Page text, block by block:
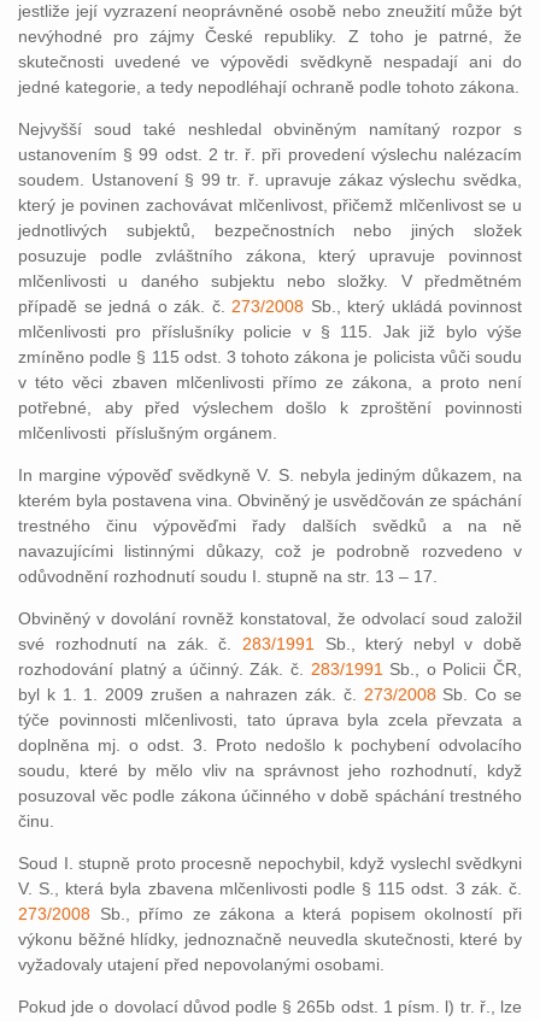
jestliže její vyzrazení neoprávněné osobě nebo zneužití může být
nevýhodné pro zájmy České republiky. Z toho je patrné, že
skutečnosti uvedené ve výpovědi svědkyně nespadají ani do
jedné kategorie, a tedy nepodléhají ochraně podle tohoto zákona.
Nejvyšší soud také neshledal obviněným namítaný rozpor s
ustanovením § 99 odst. 2 tr. ř. při provedení výslechu nalézacím
soudem. Ustanovení § 99 tr. ř. upravuje zákaz výslechu svědka,
který je povinen zachovávat mlčenlivost, přičemž mlčenlivost se u
jednotlivých subjektů, bezpečnostních nebo jiných složek
posuzuje podle zvláštního zákona, který upravuje povinnost
mlčenlivosti u daného subjektu nebo složky. V předmětném
případě se jedná o zák. č. 273/2008 Sb., který ukládá povinnost
mlčenlivosti pro příslušníky policie v § 115. Jak již bylo výše
zmíněno podle § 115 odst. 3 tohoto zákona je policista vůči soudu
v této věci zbaven mlčenlivosti přímo ze zákona, a proto není
potřebné, aby před výslechem došlo k zproštění povinnosti
mlčenlivosti příslušným orgánem.
In margine výpověď svědkyně V. S. nebyla jediným důkazem, na
kterém byla postavena vina. Obviněný je usvědčován ze spáchání
trestného činu výpověďmi řady dalších svědků a na ně
navazujícími listinnými důkazy, což je podrobně rozvedeno v
odůvodnění rozhodnutí soudu I. stupně na str. 13 – 17.
Obviněný v dovolání rovněž konstatoval, že odvolací soud založil
své rozhodnutí na zák. č. 283/1991
Sb., který nebyl v době
rozhodování platný a účinný. Zák. č. 283/1991 Sb., o Policii ČR,
byl k 1. 1. 2009 zrušen a nahrazen zák. č. 273/2008Sb. Co se
týče povinnosti mlčenlivosti, tato úprava byla zcela převzata a
doplněna mj. o odst. 3. Proto nedošlo k pochybení odvolacího
soudu, které by mělo vliv na správnost jeho rozhodnutí, když
posuzoval věc podle zákona účinného v době spáchání trestného
činu.
Soud I. stupně proto procesně nepochybil, když vyslechl svědkyni
V. S., která byla zbavena mlčenlivosti podle § 115 odst. 3 zák. č.
273/2008 Sb., přímo ze zákona a která popisem okolností při
výkonu běžné hlídky, jednoznačně neuvedla skutečnosti, které by
vyžadovaly utajení před nepovolanými osobami.
Pokud jde o dovolací důvod podle § 265b odst. 1 písm. l) tr. ř., lze